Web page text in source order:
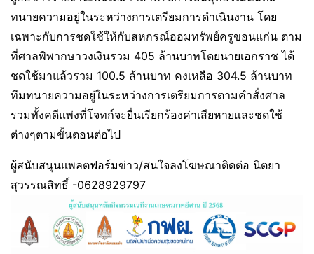
ทนายความอยู่ในระหว่างการเตรียมการดำเนินงาน โดย
เฉพาะกับการชดใช้ให้กับสหกรณ์ออมทรัพย์ครูขอนแก่น ตาม
ที่ศาลพิพากษาวงเงินรวม 405 ล้านบาทโดยนายเอกราช ได้
ชดใช้มาแล้วรวม 100.5 ล้านบาท คงเหลือ 304.5 ล้านบาท
ทีมทนายความอยู่ในระหว่างการเตรียมการตามคำสั่งศาล
รวมทั้งคดีแพ่งที่โจทก์จะยื่นเรียกร้องค่าเสียหายและชดใช้
ต่างๆตามขั้นตอนต่อไป
ผู้สนับสนุนแพลตฟอร์มข่าว/สนใจลงโฆษณาติดต่อ นิตยา
สุวรรณสิทธิ์ -0628929797